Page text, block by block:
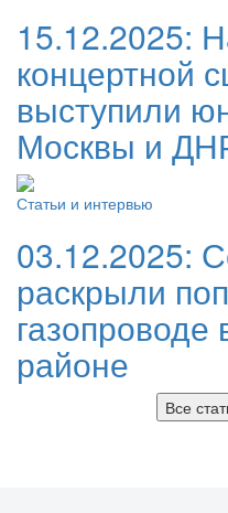
15.12.2025:
концертной
выступили
Москвы и
Статьи и интервью
03.12.2025:
раскрыли
газопроводе
районе
Все